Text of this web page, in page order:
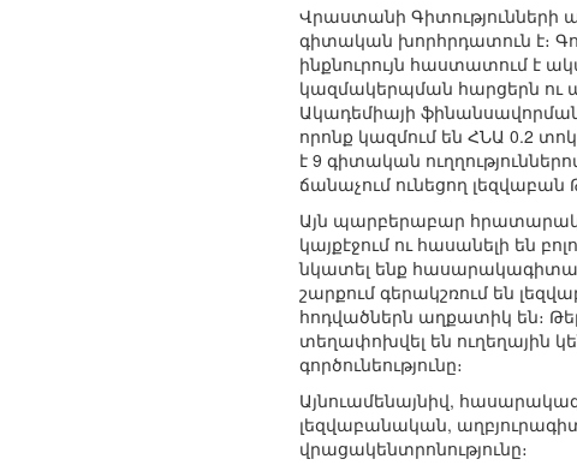
Վրաստանի Գիտությունների
գիտական խորհրդատուն է։
ինքնուրույն հաստատում է
կազմակերպման հարցերն ու
Ակադեմիայի
որոնք կազմում են ՀՆԱ 0.2
է 9 գիտական
ճանաչում ունեցող
Այն պարբերաբար
կայքէջում ու հասանելի են
նկատել ենք
շարքում գերակշռում են
հոդվածներն աղքատիկ են։
տեղափոխվել են ուղեղային
գործունեությունը։
Այնուամենայնիվ,
լեզվաբանական,
վրացակենտրոնությունը։